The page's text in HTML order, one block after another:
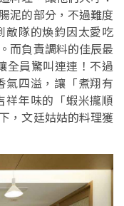
泥的部分，不過難度
敵隊的煥鈞因太愛吃
而負責調料的佳辰最
全員驚叫連連！不過
氣四溢，讓「煮翔有
祥年味的「蝦米攏順
，文廷姑姑的料理獲